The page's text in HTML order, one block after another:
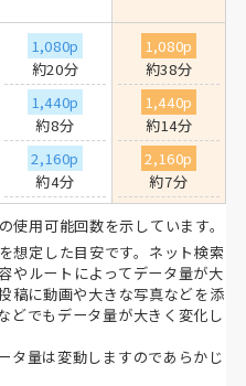
1,080p
約20分
1,440p
約8分
2,160p
約4分
1,080p
約38分
1,440p
約14分
2,160p
約7分
用可能回数を示しています。
想定した目安です。ネット検索
やルートによってデータ量が大
稿に動画や大きな写真などを添
どでもデータ量が大きく変化し
タ量は変動しますのであらかじ